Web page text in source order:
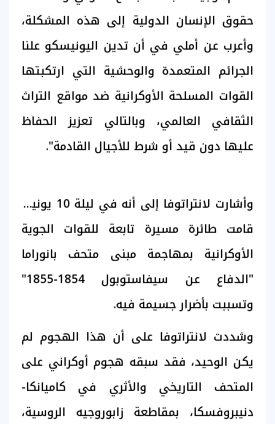
حقوق الإنسان الدولية إلى هذه المشكلة،
وأعرب عن أملي في أن تدين اليونيسكو علنا
الجرائم المتعمدة والوحشية التي ارتكبتها
القوات المسلحة الأوكرانية ضد مواقع التراث
الثقافي العالمي، وبالتالي تعزيز الحفاظ
عليها دون قيد أو شرط للأجيال القادمة".
وأشارت لانتراتوفا إلى أنه في ليلة 10 يونيو،
قامت طائرة مسيرة تابعة للقوات الجوية
الأوكرانية بمهاجمة مبنى متحف بانوراما
"الدفاع عن سيفاستوبول 1854-1855"
وتسببت بأضرار جسيمة فيه.
وشددت لانتراتوفا على أن هذا الهجوم لم
يكن الوحيد، فقد سبقه هجوم أوكراني على
المتحف التاريخي والأثري في كاميانكا-
دنيبروفسكا، بمقاطعة زابوروجيه الروسية،